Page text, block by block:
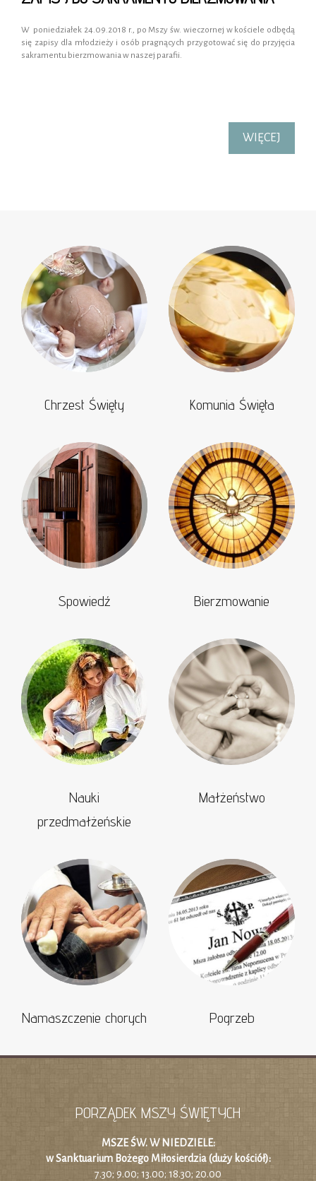
W poniedziałek 24.09.2018 r., po Mszy św. wieczornej w kościele odbędą
się zapisy dla młodzieży i osób pragnących przygotować się do przyjęcia
sakramentu bierzmowania w naszej parafii.
WIĘCEJ
Chrzest Święty Komunia Święta
Spowiedź Bierzmowanie
Nauki
przedmałżeńskie
Małżeństwo
Namaszczenie chorych Pogrzeb
PORZĄDEK MSZY ŚWIĘTYCH
MSZE ŚW. W NIEDZIELE:
w Sanktuarium Bożego Miłosierdzia (duży kościół):
7.30; 9.00; 13.00; 18.30; 20.00